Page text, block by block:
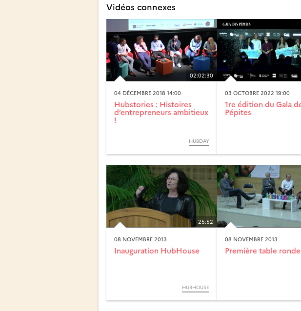
Vidéos connexes
02:02:30
04 DÉCEMBRE 2018 14:00
Hubstories : Histoires
d’entrepreneurs ambitieux
!
HUBDAY
03 OCTOBRE 2022 19:00
1re édition du Gala
Pépites
25:52
08 NOVEMBRE 2013
Inauguration HubHouse
HUBHOUSE
08 NOVEMBRE 2013
Première table ronde